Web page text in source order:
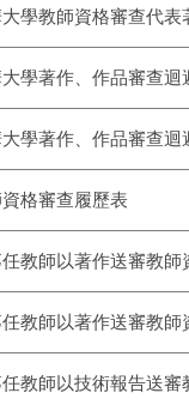
學教師資格審查代
學著作、作品審查迴
學著作、作品審查迴
格審查履歷表
教師以著作送審教師
教師以著作送審教師
教師以技術報告送審